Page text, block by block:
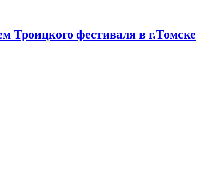
Троицкого фестиваля в г.Томске